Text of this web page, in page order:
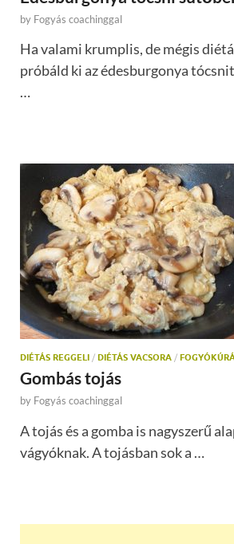
by Fogyás coachinggal
Ha valami krumplis, de mégis
próbáld ki az édesburgonya
…
DIÉTÁS REGGELI / DIÉTÁS VACSORA /
Gombás tojás
by Fogyás coachinggal
A tojás és a gomba is nagyszerű
vágyóknak. A tojásban sok a …